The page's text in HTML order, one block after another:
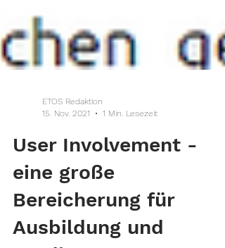
ETOS Redaktion
15. Nov. 2021
1 Min. Lesezeit
User Involvement -
eine große
Bereicherung für